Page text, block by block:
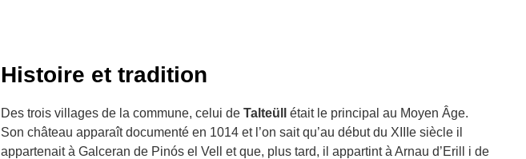
Histoire et tradition
Des trois villages de la commune, celui de Talteüll
était le principal au Moyen Âge.
Son château apparaît documenté en 1014 et l’on sait qu’au début du XIIIe siècle il
appartenait à Galceran de Pinós el Vell et que, plus tard, il appartint à Arnau d’Erill i de